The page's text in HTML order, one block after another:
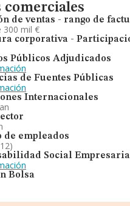
comerciales
de ventas - rango de
300 mil €
corporativa -
Públicos Adjudicados
de Fuentes Públicas
Internacionales
de empleados
Social
Bolsa